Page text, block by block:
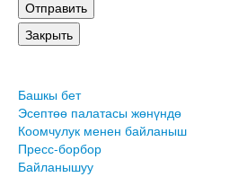
Башкы бет
Эсептөө палатасы жөнүндө
Коомчулук менен байланыш
Пресс-борбор
Байланышуу